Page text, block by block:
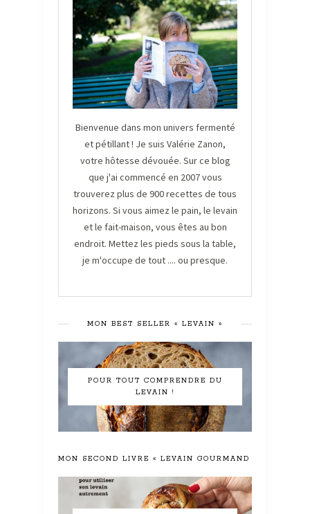
Bienvenue dans mon univers fermenté
et pétillant ! Je suis Valérie Zanon,
votre hôtesse dévouée. Sur ce blog
que j'ai commencé en 2007 vous
trouverez plus de 900 recettes de tous
horizons. Si vous aimez le pain, le levain
et le fait-maison, vous êtes au bon
endroit. Mettez les pieds sous la table,
je m'occupe de tout .... ou presque.
MON BEST SELLER « LEVAIN »
POUR TOUT COMPRENDRE DU
LEVAIN !
MON SECOND LIVRE « LEVAIN GOURMAND »